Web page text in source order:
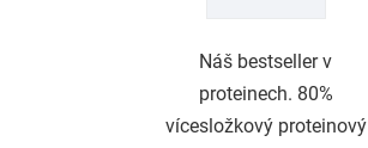
Náš bestseller v
proteinech. 80%
vícesložkový proteinový